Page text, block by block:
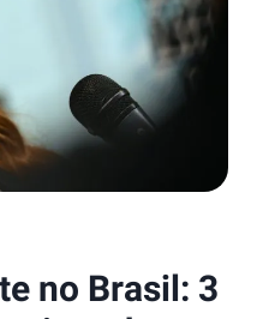
no Brasil: 3